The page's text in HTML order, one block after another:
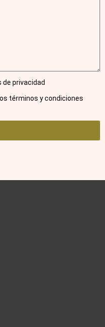
de privacidad
términos y condiciones